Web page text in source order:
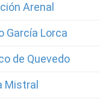
Arenal
García Lorca
de Quevedo
Mistral